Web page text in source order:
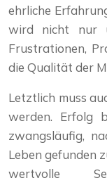
ehrliche
wird nicht nur
Frustrationen,
die Qualität der
Letztlich muss
werden. Erfolg
zwangsläufig,
Leben gefunden
wertvolle